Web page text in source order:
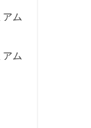
アム
アム